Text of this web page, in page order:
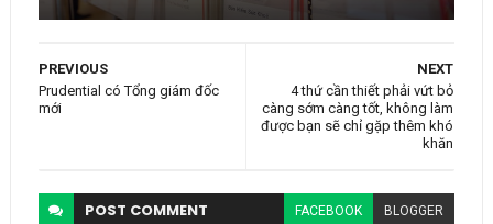
NEXT
4 thứ cần thiết phải vứt bỏ
càng sớm càng tốt, không làm
được bạn sẽ chỉ gặp thêm khó
khăn
PREVIOUS
Prudential có Tổng giám đốc
mới
POST COMMENT FACEBOOK BLOGGER